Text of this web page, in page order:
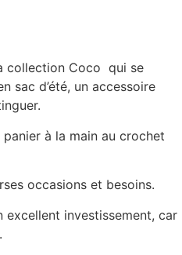
collection Coco qui se
sac d’été, un accessoire
à la main au crochet
occasions et besoins.
investissement, car